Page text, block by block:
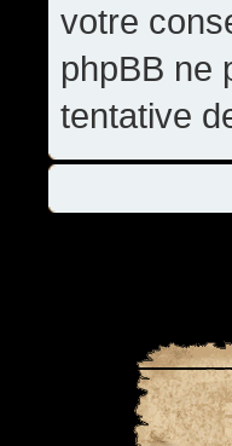
votre
phpBB ne
tentative